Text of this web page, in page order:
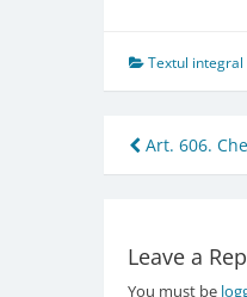
Textul integral
Post
Art. 606.
Leave a
You must be